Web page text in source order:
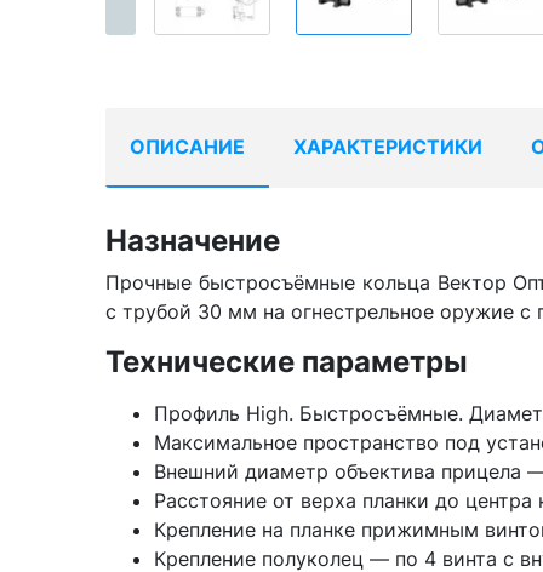
ОПИСАНИЕ ХАРАКТЕРИСТИКИ
Назначение
Прочные быстросъёмные кольца Вектор
с трубой 30 мм на огнестрельное оружие
Технические параметры
Профиль High. Быстросъёмные.
Максимальное пространство под
Внешний диаметр объектива прицела
Расстояние от верха планки до
Крепление на планке прижимным
Крепление полуколец — по 4 винта с